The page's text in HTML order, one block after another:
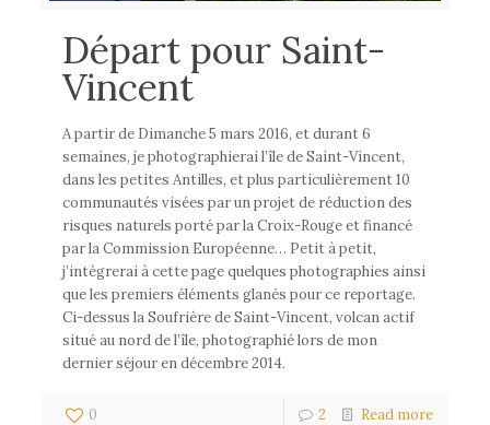
Départ pour Saint-
Vincent
A partir de Dimanche 5 mars 2016, et durant 6
semaines, je photographierai l’île de Saint-Vincent,
dans les petites Antilles, et plus particulièrement 10
communautés visées par un projet de réduction des
risques naturels porté par la Croix-Rouge et financé
par la Commission Européenne… Petit à petit,
j’intègrerai à cette page quelques photographies ainsi
que les premiers éléments glanés pour ce reportage.
Ci-dessus la Soufrière de Saint-Vincent, volcan actif
situé au nord de l’île, photographié lors de mon
dernier séjour en décembre 2014.
0 2 Read more